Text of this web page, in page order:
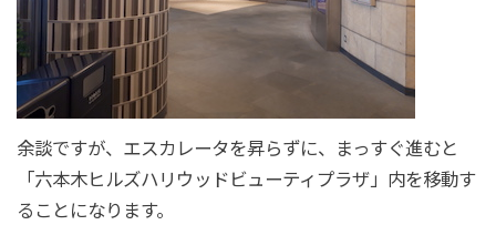
余談ですが、エスカレータを昇らずに、まっすぐ進むと
「六本木ヒルズハリウッドビューティプラザ」内を移動す
ることになります。